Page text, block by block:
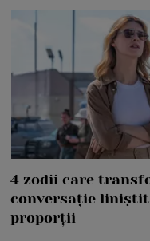
4 zodii care
conversație
proporții